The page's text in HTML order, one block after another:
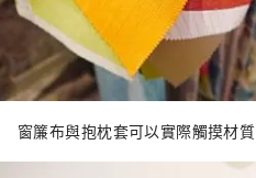
窗簾布與抱枕套可以實際觸摸材